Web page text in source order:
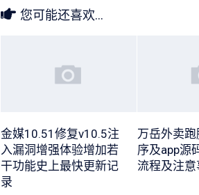
您可能还喜欢...
金媒10.51修复v10.5注
入漏洞增强体验增加若
干功能史上最快更新记
录
万岳外卖
序及app源
流程及注意